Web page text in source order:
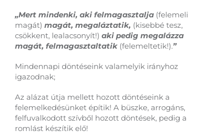
„Mert mindenki, aki felmagasztalja (felemeli
magát) magát, megaláztatik, (kisebbé tesz,
csökkent, lealacsonyít!) aki pedig megalázza
magát, felmagasztaltatik (felemeltetik!).”
Mindennapi döntéseink valamelyik irányhoz
igazodnak;
Az alázat útja mellett hozott döntéseink a
felemelkedésünket építik! A büszke, arrogáns,
felfuvalkodott szívből hozott döntések, pedig a
romlást készítik elő!